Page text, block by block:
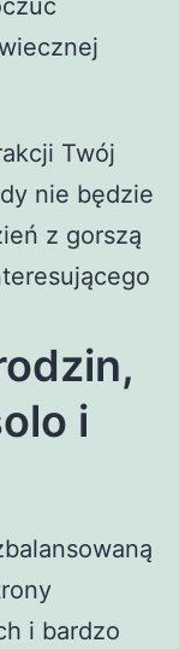
Twój
nie będzie
z gorszą
i
i bardzo